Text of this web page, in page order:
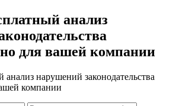
анализ
для вашей компании
анализ нарушений законодательства
компании